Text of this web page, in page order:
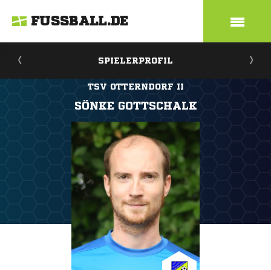
FUSSBALL.DE
SPIELERPROFIL
TSV OTTERNDORF II
SÖNKE GOTTSCHALK